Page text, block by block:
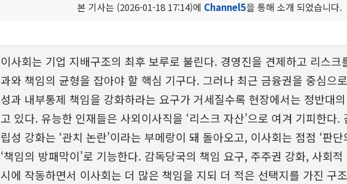
본 기사는 (2026-01-18 17:14)에 Channel5을 통해 소개 되었습니다.
이사회는 기업 지배구조의 최후 보루로 불린다. 경영진을 견제하고 리스크
과와 책임의 균형을 잡아야 할 핵심 기구다. 그러나 최근 금융권을 중심으
성과 내부통제 책임을 강화하라는 요구가 거세질수록 현장에서는 정반대
고 있다. 유능한 인재들은 사외이사직을 ‘리스크 자산’으로 여겨 기피한다.
립성 강화는 ‘관치 논란’이라는 부메랑이 돼 돌아오고, 이사회는 점점 ‘판단
‘책임의 방패막이’로 기능한다. 감독당국의 책임 요구, 주주권 강화, 사회
시에 작동하면서 이사회는 더 많은 책임을 지되 더 적은 선택지를 가진 구